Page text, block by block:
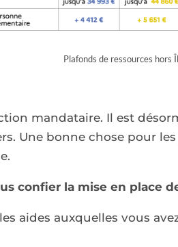
Plafonds de ressources hors
mandataire. Il est
Une bonne chose pour
confier la mise en place
aides auxquelles vous